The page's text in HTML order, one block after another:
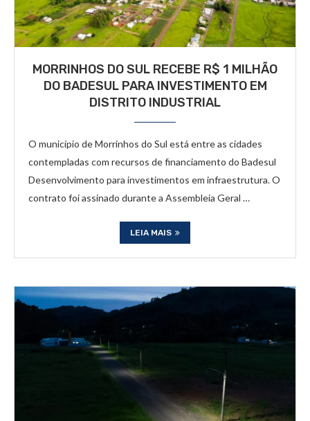
MORRINHOS DO SUL RECEBE R$ 1 MILHÃO
DO BADESUL PARA INVESTIMENTO EM
DISTRITO INDUSTRIAL
O município de Morrinhos do Sul está entre as cidades
contempladas com recursos de financiamento do Badesul
Desenvolvimento para investimentos em infraestrutura. O
contrato foi assinado durante a Assembleia Geral …
LEIA MAIS